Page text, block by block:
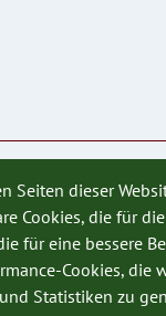
Seiten dieser
Cookies, die für
für eine bessere
Cookies,
Statistiken zu